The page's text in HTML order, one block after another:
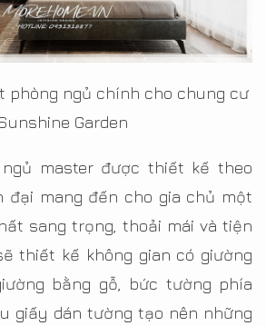
phòng ngủ chính cho chung cư
Garden
master được thiết kế theo
đại mang đến cho gia chủ một
sang trọng, thoải mái và tiện
thiết kế không gian có giường
bằng gỗ, bức tường phía
giấy dán tường tạo nên những